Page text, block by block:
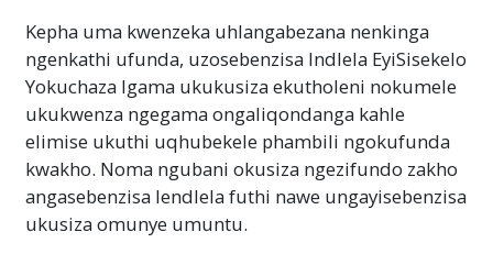
Kepha uma kwenzeka uhlangabezana nenkinga
ngenkathi ufunda, uzosebenzisa Indlela EyiSisekelo
Yokuchaza Igama ukukusiza ekutholeni nokumele
ukukwenza ngegama ongaliqondanga kahle
elimise ukuthi uqhubekele phambili ngokufunda
kwakho. Noma ngubani okusiza ngezifundo zakho
angasebenzisa lendlela futhi nawe ungayisebenzisa
ukusiza omunye umuntu.